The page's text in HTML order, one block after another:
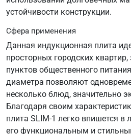
устойчивости конструкции.
Сфера применения
Данная индукционная плита
просторных городских
пунктов общественного
диаметра позволяют
несколько блюд, значительно
Благодаря своим
плита SLIM-1 легко впишется в
его функциональным и